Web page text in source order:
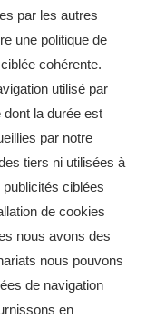
par les autres
une politique de
cohérente.
utilisé par
la durée est
par notre
tiers ni utilisées à
publicités ciblées
de cookies
nous avons des
nous pouvons
de navigation
en